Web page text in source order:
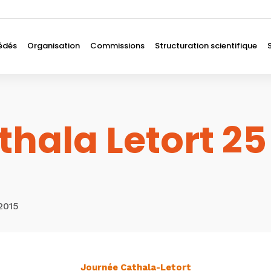
Organisation Commissions Structuration scientifique
Letort
Journée Cathala-Letort